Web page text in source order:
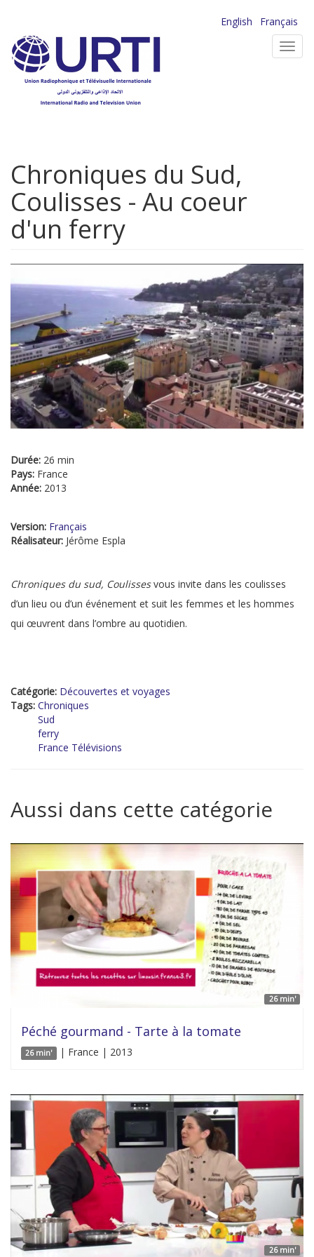
contenu
principal
English
Français
Chroniques du Sud,
Coulisses - Au coeur
d'un ferry
Durée: 26 min
Pays: France
Année: 2013
Version: Français
Réalisateur: Jérôme Espla
Chroniques du sud, Coulissesvous invite dans les coulisses
d’un lieu ou d’un événement et suit les femmes et les hommes
qui œuvrent dans l’ombre au quotidien.
Catégorie: Découvertes et voyages
Tags: Chroniques
Sud
ferry
France Télévisions
Aussi dans cette catégorie
26 min'
Péché gourmand - Tarte à la tomate
26 min' | France | 2013
26 min'